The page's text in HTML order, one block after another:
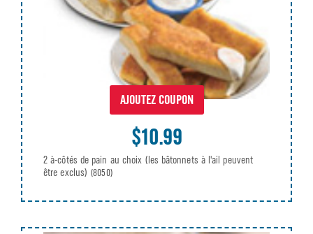
AJOUTEZ COUPON
$10.99
2 à-côtés de pain au choix (les bâtonnets à l'ail peuvent
être exclus) (8050)